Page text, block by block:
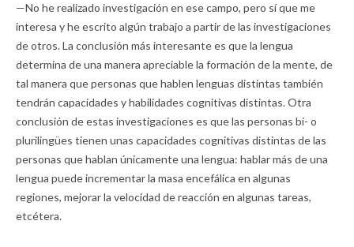
—No he realizado investigación en ese campo, pero sí que me
interesa y he escrito algún trabajo a partir de las investigaciones
de otros. La conclusión más interesante es que la lengua
determina de una manera apreciable la formación de la mente, de
tal manera que personas que hablen lenguas distintas también
tendrán capacidades y habilidades cognitivas distintas. Otra
conclusión de estas investigaciones es que las personas bi- o
plurilingües tienen unas capacidades cognitivas distintas de las
personas que hablan únicamente una lengua: hablar más de una
lengua puede incrementar la masa encefálica en algunas
regiones, mejorar la velocidad de reacción en algunas tareas,
etcétera.